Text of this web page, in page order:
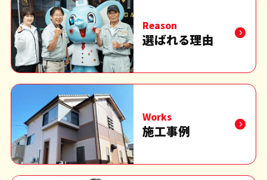
Reason
選ばれる理由
Works
施工事例